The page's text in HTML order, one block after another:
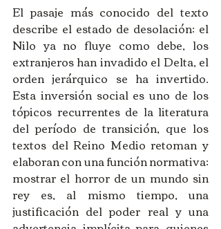
El pasaje más conocido del texto
describe el estado de desolación: el
Nilo ya no fluye como debe, los
extranjeros han invadido el Delta, el
orden jerárquico se ha invertido.
Esta inversión social es uno de los
tópicos recurrentes de la literatura
del período de transición, que los
textos del Reino Medio retoman y
elaboran con una función normativa:
mostrar el horror de un mundo sin
rey es, al mismo tiempo, una
justificación del poder real y una